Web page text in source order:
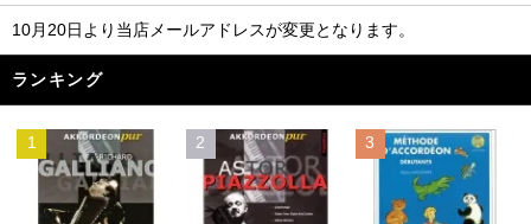
10月20日より当店メールアドレスが変更となります。
ランキング
1 2 3